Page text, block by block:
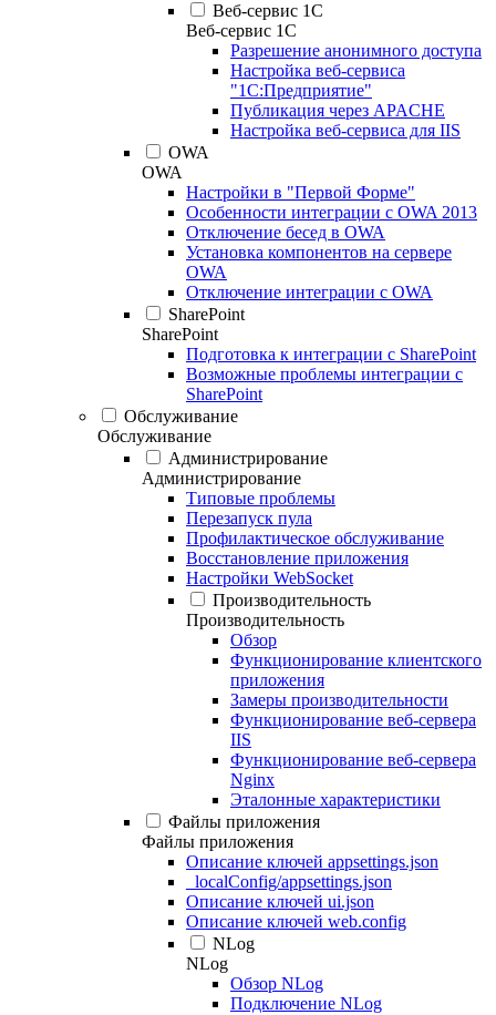
Веб-сервис 1С
Веб-сервис 1С
Разрешение анонимного доступа
Настройка веб-сервиса
"1С:Предприятие"
Публикация через APACHE
Настройка веб-сервиса для IIS
OWA
OWA
Настройки в "Первой Форме"
Особенности интеграции с OWA 2013
Отключение бесед в OWA
Установка компонентов на сервере
OWA
Отключение интеграции с OWA
SharePoint
SharePoint
Подготовка к интеграции с SharePoint
Возможные проблемы интеграции с
SharePoint
Обслуживание
Обслуживание
Администрирование
Администрирование
Типовые проблемы
Перезапуск пула
Профилактическое обслуживание
Восстановление приложения
Настройки WebSocket
Производительность
Производительность
Обзор
Функционирование клиентского
приложения
Замеры производительности
Функционирование веб-сервера
IIS
Функционирование веб-сервера
Nginx
Эталонные характеристики
Файлы приложения
Файлы приложения
Описание ключей appsettings.json
_localConfig/appsettings.json
Описание ключей ui.json
Описание ключей web.config
NLog
NLog
Обзор NLog
Подключение NLog